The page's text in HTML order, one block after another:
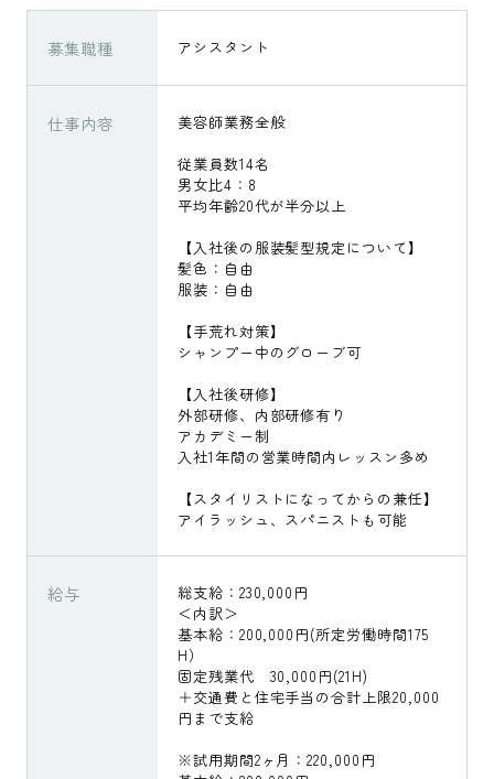
募集職種 アシスタント
仕事内容
美容師業務全般
従業員数14名
男女比4：8
平均年齢20代が半分以上
【入社後の服装髪型規定について】
髪色：自由
服装：自由
【手荒れ対策】
シャンプー中のグローブ可
【入社後研修】
外部研修、内部研修有り
アカデミー制
入社1年間の営業時間内レッスン多め
【スタイリストになってからの兼任】
アイラッシュ、スパニストも可能
給与
総支給：230,000円
＜内訳＞
基本給：200,000円(所定労働時間175
H）
固定残業代 30,000円(21H)
＋交通費と住宅手当の合計上限20,000
円まで支給
※試用期間2ヶ月：220,000円